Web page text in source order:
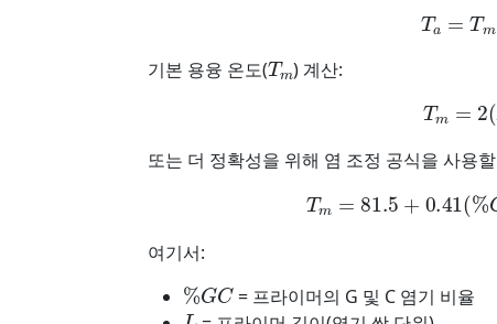
a=Tm
기본 용융 온도( ) 계산:
m=
또는 더 정확성을 위해 염 조정 공식을 사용
=81.5 + 0.41 (%
여기서:
% GC
= 프라이머의 G 및 C 염기 비율
L